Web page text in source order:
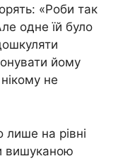
«Роби так
одне їй було
йому
не
лише на рівні
вишуканою